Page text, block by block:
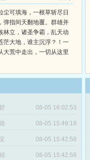
尘可填海，一根草斩尽日
弹指间天翻地覆。群雄并
林立，诸圣争霸，乱天动
茫大地，谁主沉浮？！一
大荒中走出，一切从这里
08-05 16:02:53
08-05 15:49:18
08-05 15:42:58
08-05 15:42:58